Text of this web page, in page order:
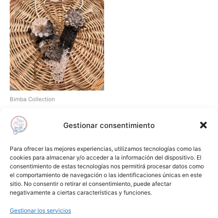
Gestionar consentimiento
Para ofrecer las mejores experiencias, utilizamos tecnologías como las
cookies para almacenar y/o acceder a la información del dispositivo. El
consentimiento de estas tecnologías nos permitirá procesar datos como
el comportamiento de navegación o las identificaciones únicas en este
sitio. No consentir o retirar el consentimiento, puede afectar
negativamente a ciertas características y funciones.
Gestionar los servicios
Bimba Collection
BELLA BIMBA
62,00
Añadir al carrito
Añadir a lista de deseos